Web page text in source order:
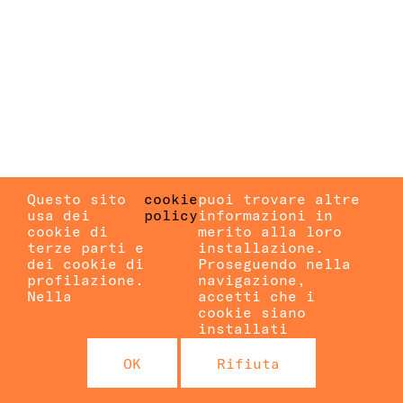
Questo sito
usa dei
cookie di
terze parti e
dei cookie di
profilazione.
Nella
cookie
policy
puoi trovare altre
informazioni in
merito alla loro
installazione.
Proseguendo nella
navigazione,
accetti che i
cookie siano
installati
OK Rifiuta